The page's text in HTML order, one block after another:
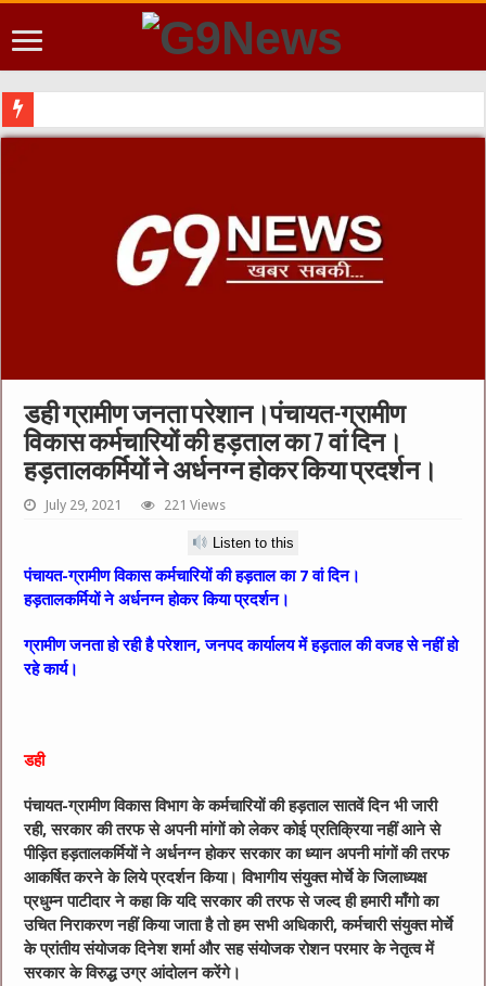
डही ग्रामीण जनता परेशान।पंचायत-ग्रामीण
विकास कर्मचारियों की हड़ताल का 7 वां दिन।
हड़तालकर्मियों ने अर्धनग्न होकर किया प्रदर्शन।
July 29, 2021 221 Views
Listen to this
पंचायत-ग्रामीण विकास कर्मचारियों की हड़ताल का 7 वां दिन।
हड़तालकर्मियों ने अर्धनग्न होकर किया प्रदर्शन।
ग्रामीण जनता हो रही है परेशान, जनपद कार्यालय में हड़ताल की वजह से नहीं हो
रहे कार्य।
डही
पंचायत-ग्रामीण विकास विभाग के कर्मचारियों की हड़ताल सातवें दिन भी जारी
रही, सरकार की तरफ से अपनी मांगों को लेकर कोई प्रतिक्रिया नहीं आने से
पीड़ित हड़तालकर्मियों ने अर्धनग्न होकर सरकार का ध्यान अपनी मांगों की तरफ
आकर्षित करने के लिये प्रदर्शन किया। विभागीय संयुक्त मोर्चे के जिलाध्यक्ष
प्रधुम्न पाटीदार ने कहा कि यदि सरकार की तरफ से जल्द ही हमारी माँगो का
उचित निराकरण नहीं किया जाता है तो हम सभी अधिकारी, कर्मचारी संयुक्त मोर्चे
के प्रांतीय संयोजक दिनेश शर्मा और सह संयोजक रोशन परमार के नेतृत्व में
सरकार के विरुद्ध उग्र आंदोलन करेंगे।